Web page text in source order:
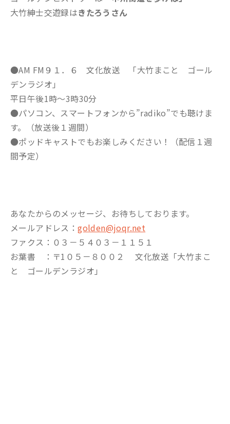
大竹紳士交遊録はきたろうさん
●AM FM９１．６ 文化放送 「大竹まこと ゴール
デンラジオ」
平日午後1時～3時30分
●パソコン、スマートフォンから”radiko”でも聴けま
す。（放送後１週間）
●ポッドキャストでもお楽しみください！（配信１週
間予定）
あなたからのメッセージ、お待ちしております。
メールアドレス：golden@joqr.net
ファクス：０３－５４０３－１１５１
お葉書 ：〒1０５－８００２ 文化放送「大竹まこ
と ゴールデンラジオ」